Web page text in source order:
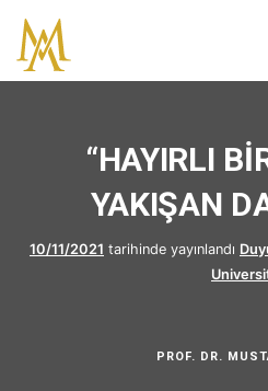
“HAYIRLI
YAKIŞAN
10/11/2021 tarihinde yayınlandı
PROF. DR.